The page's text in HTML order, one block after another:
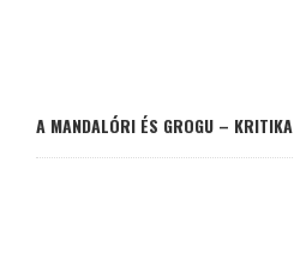
A MANDALÓRI ÉS GROGU – KRITIKA